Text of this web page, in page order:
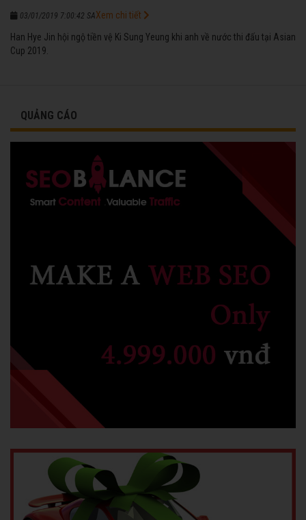
03/01/2019 7:00:42 SA
Han Hye Jin hội ngộ tiền vệ Ki Sung Yeung khi anh về nước thi đấu tại Asian
Cup 2019.
Xem chi tiết
QUẢNG CÁO